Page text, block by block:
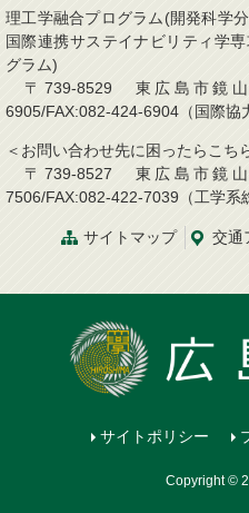
理工学融合プログラム(開発科学
国際連携サステイナビリティ学
グラム)
〒739-8529 東広島市鏡
6905/FAX:082-424-6904（国際協
＜お問い合わせ先に困ったらこち
〒739-8527 東広島市鏡
7506/FAX:082-422-7039（工学系
サイトマップ 交通
サイトポリシー
Copyright ©